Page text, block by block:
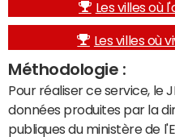
Les villes où
Les villes où
Méthodologie :
Pour réaliser ce service, le
données produites par la
publiques du ministère de